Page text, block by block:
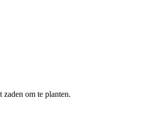
om te planten.